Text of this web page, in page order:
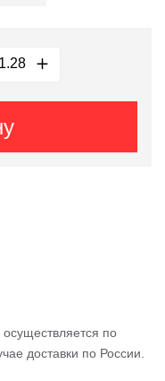
по
доставки по России.